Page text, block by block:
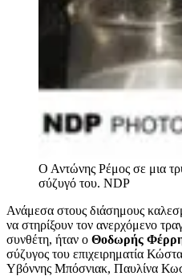
Ο Αντώνης Ρέμος σε μια
σύζυγό του. NDP
Ανάμεσα στους διάσημους
να στηρίξουν τον ανερχόμενο
συνθέτη, ήταν ο Θοδωρής
σύζυγος του επιχειρηματία
Υβόννης Μπόσνιακ, Παυλίνα